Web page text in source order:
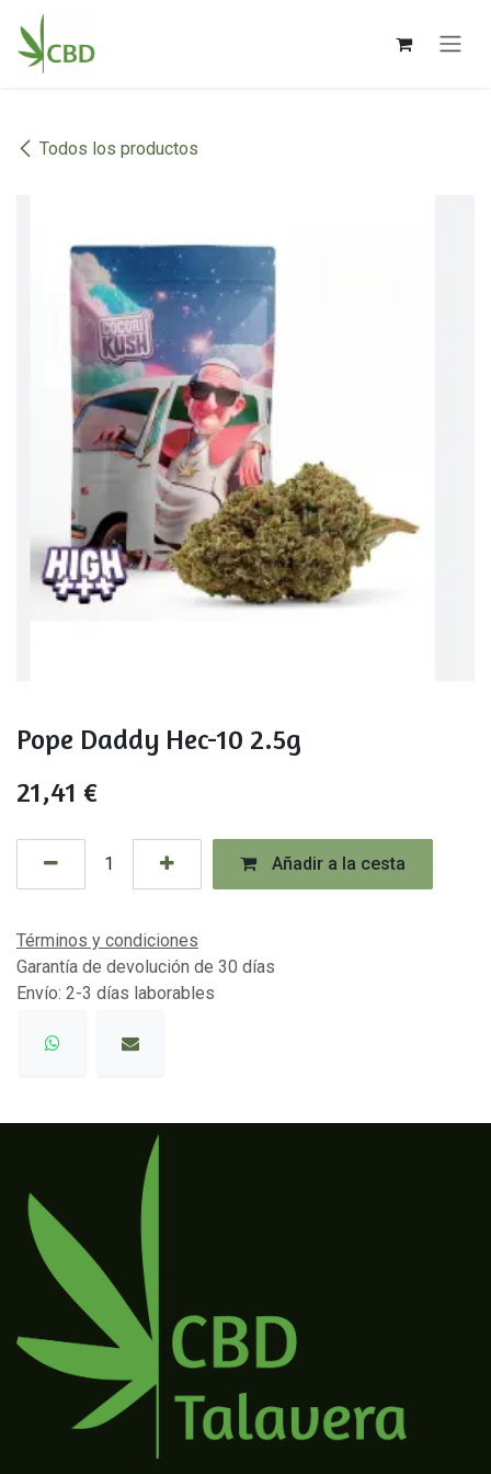
Ir al contenido
Todos los productos
Pope Daddy Hec-10 2.5g
21,41 €
Añadir a la cesta
Términos y condiciones
Garantía de devolución de 30 días
Envío: 2-3 días laborables